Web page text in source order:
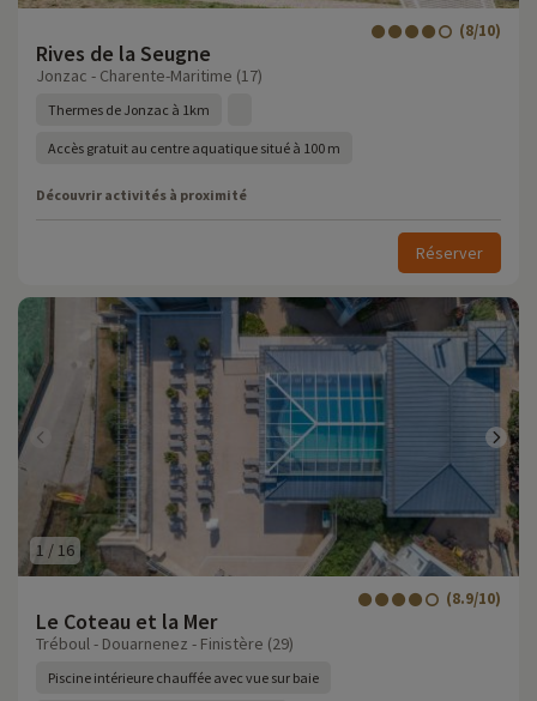
Rives de la Seugne
(8/10)
Jonzac - Charente-Maritime (17)
Thermes de Jonzac à 1km
Accès gratuit au centre aquatique situé à 100 m
Découvrir activités à proximité
Réserver
1 / 16
Le Coteau et la Mer
(8.9/10)
Tréboul - Douarnenez - Finistère (29)
Piscine intérieure chauffée avec vue sur baie